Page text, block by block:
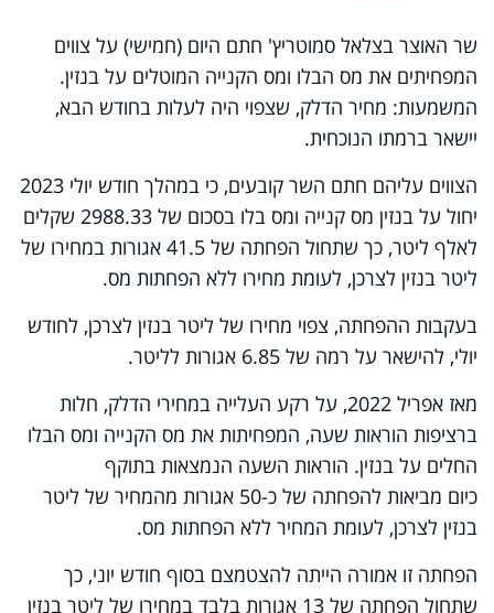
שר האוצר בצלאל סמוטריץ' חתם היום (חמישי) על צווים
המפחיתים את מס הבלו ומס הקנייה המוטלים על בנזין.
המשמעות: מחיר הדלק, שצפוי היה לעלות בחודש הבא,
יישאר ברמתו הנוכחית.
הצווים עליהם חתם השר קובעים, כי במהלך חודש יולי 2023
יחול על בנזין מס קנייה ומס בלו בסכום של 2988.33 שקלים
לאלף ליטר, כך שתחול הפחתה של 41.5 אגורות במחירו של
ליטר בנזין לצרכן, לעומת מחירו ללא הפחתות מס.
בעקבות ההפחתה, צפוי מחירו של ליטר בנזין לצרכן, לחודש
יולי, להישאר על רמה של 6.85 אגורות לליטר.
מאז אפריל 2022, על רקע העלייה במחירי הדלק, חלות
ברציפות הוראות שעה, המפחיתות את מס הקנייה ומס הבלו
החלים על בנזין. הוראות השעה הנמצאות בתוקף
כיום מביאות להפחתה של כ-50 אגורות מהמחיר של ליטר
בנזין לצרכן, לעומת המחיר ללא הפחתות מס.
הפחתה זו אמורה הייתה להצטמצם בסוף חודש יוני, כך
שתחול הפחתה של 13 אגורות בלבד במחירו של ליטר בנזין